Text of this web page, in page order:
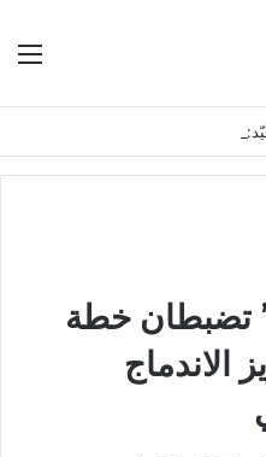
تضبطان خطة
الاندماج